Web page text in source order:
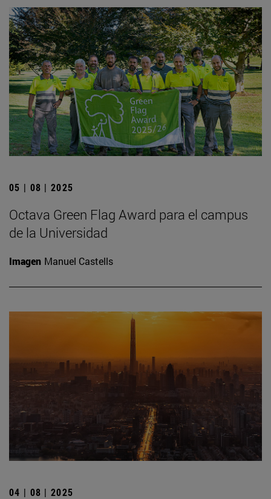
05 | 08 | 2025
Octava Green Flag Award para el campus
de la Universidad
Imagen Manuel Castells
04 | 08 | 2025